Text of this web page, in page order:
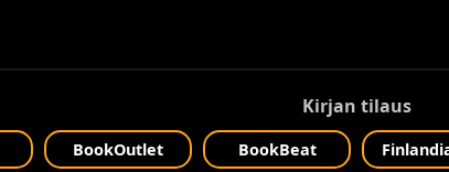
Kirjan tilaus
BookOutlet BookBeat